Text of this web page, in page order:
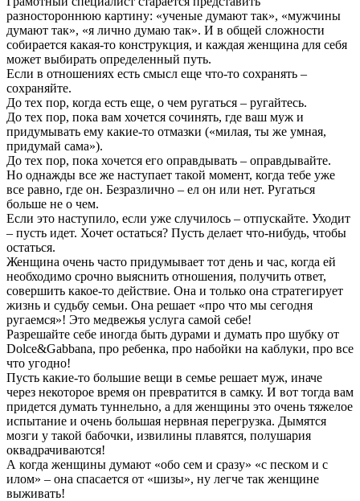
разностороннюю картину: «ученые думают так», «мужчины
думают так», «я лично думаю так». И в общей сложности
собирается какая-то конструкция, и каждая женщина для себя
может выбирать определенный путь.
Если в отношениях есть смысл еще что-то сохранять –
сохраняйте.
До тех пор, когда есть еще, о чем ругаться – ругайтесь.
До тех пор, пока вам хочется сочинять, где ваш муж и
придумывать ему какие-то отмазки («милая, ты же умная,
придумай сама»).
До тех пор, пока хочется его оправдывать – оправдывайте.
Но однажды все же наступает такой момент, когда тебе уже
все равно, где он. Безразлично – ел он или нет. Ругаться
больше не о чем.
Если это наступило, если уже случилось – отпускайте. Уходит
– пусть идет. Хочет остаться? Пусть делает что-нибудь, чтобы
остаться.
Женщина очень часто придумывает тот день и час, когда ей
необходимо срочно выяснить отношения, получить ответ,
совершить какое-то действие. Она и только она стратегирует
жизнь и судьбу семьи. Она решает «про что мы сегодня
ругаемся»! Это медвежья услуга самой себе!
Разрешайте себе иногда быть дурами и думать про шубку от
Dolce&Gabbana, про ребенка, про набойки на каблуки, про все
что угодно!
Пусть какие-то большие вещи в семье решает муж, иначе
через некоторое время он превратится в самку. И вот тогда вам
придется думать туннельно, а для женщины это очень тяжелое
испытание и очень большая нервная перегрузка. Дымятся
мозги у такой бабочки, извилины плавятся, полушария
оквадрачиваются!
А когда женщины думают «обо сем и сразу» «с песком и с
илом» – она спасается от «шизы», ну легче так женщине
выживать!